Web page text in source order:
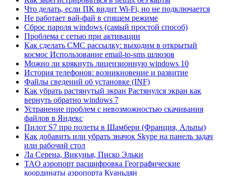
Что делать, если ПК видит Wi-Fi, но не подключается
Не работает вай-фай в спящем режиме
Сброс пароля windows (самый простой способ)
Проблема с сетью при активации
Как сделать СМС рассылку: выходим в открытый
космос Использование email-to-sms шлюзов
Можно ли крякнуть лицензионную windows 10
История телефонов: возникновение и развитие
Файлы сведений об установке (INF)
Как убрать растянутый экран Растянулся экран как
вернуть обратно windows 7
Устранение проблем с невозможностью скачивания
файлов в Яндекс
Пилот S7 про полеты в Шамбери (Франция, Альпы)
Как добавить или убрать значок Skype на панель задач
или рабочий стол
Ла Серена, Викунья, Писко Эльки
TAO аэропорт расшифровка Географические
координаты аэропорта Куаньдян